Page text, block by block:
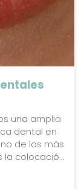
una amplia
dental en
de los más
la colocación
como de
la